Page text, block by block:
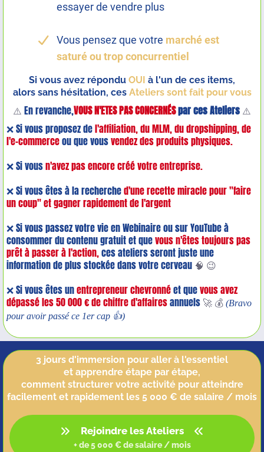
essayer de vendre plus
Vous pensez que votre marché est
saturé ou trop concurrentiel
Si vous avez répondu OUI à l'un de ces items,
alors sans hésitation, ces Ateliers sont fait pour vous
⚠️ En revanche,VOUS N'ETES PAS CONCERNÉSpar ces Ateliers ⚠️
❌ Si vous proposez del'affiliation, du MLM, du dropshipping, de
l'e-commerceou que vousvendez des produits physiques.
❌ Si vousn'avez pas encore créé votre entreprise.
❌ Si vous êtes à la recherched'une recette miracle pour "faire
un coup" et gagner rapidement de l'argent
❌ Si vous passez votre vie en Webinaire ou sur YouTube à
consommer du contenu gratuit et quevous n'êtes toujours pas
prêt à passer à l'action,ces ateliers seront juste une
information de plus stockée dans votre cerveau 🧠 😉
❌ Si vous êtes unentrepreneur chevronnéet quevous avez
dépassé les 50 000 € de chiffre d'affairesannuels 🚀 💰 (Bravo
pour avoir passé ce 1er cap 👍)
3 jours d'immersion pour aller à l'essentiel
et apprendre étape par étape,
comment structurer votre activité pour atteindre
facilement et rapidement les 5 000 € de salaire / mois
Rejoindre les Ateliers
+ de 5 000 € de salaire / mois